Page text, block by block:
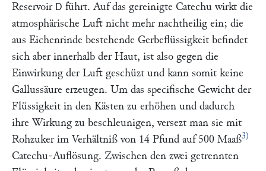
Reservoir D führt. Auf das gereinigte Catechu wirkt die
atmosphärische Luft nicht mehr nachtheilig ein; die
aus Eichenrinde bestehende Gerbeflüssigkeit befindet
sich aber innerhalb der Haut, ist also gegen die
Einwirkung der Luft geschüzt und kann somit keine
Gallussäure erzeugen. Um das specifische Gewicht der
Flüssigkeit in den Kästen zu erhöhen und dadurch
ihre Wirkung zu beschleunigen, versezt man sie mit
Rohzuker im Verhältniß von 14 Pfund auf 500 Maaß3)
Catechu-Auflösung. Zwischen den zwei getrennten